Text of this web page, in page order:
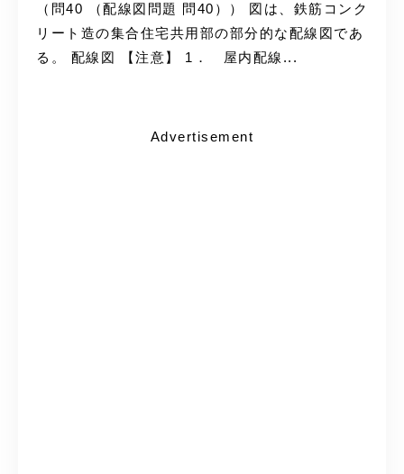
（問40 （配線図問題 問40）） 図は、鉄筋コンク
リート造の集合住宅共用部の部分的な配線図であ
る。 配線図 【注意】 1． 屋内配線...
Advertisement